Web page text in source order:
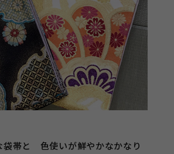
袋帯と 色使いが鮮やかなかなり